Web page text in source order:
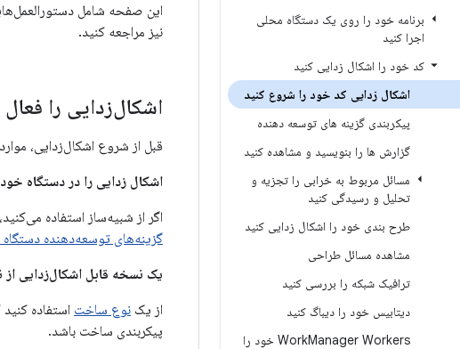
برنامه خود را روی یک دستگاه محلی
اجرا کنید
کد خود را اشکال زدایی کنید
اشکال زدایی کد خود را شروع کنید
پیکربندی گزینه های توسعه دهنده
گزارش ها را بنویسید و مشاهده کنید
مسائل مربوط به خرابی را تجزیه و
تحلیل و رسیدگی کنید
طرح بندی خود را اشکال زدایی کنید
مشاهده مسائل طراحی
ترافیک شبکه را بررسی کنید
دیتابیس خود را دیباگ کنید
Work Manager Workers خود را
این صفحه شامل
نیز مراجعه کنید.
اشکال‌زدایی را فعال
قبل از شروع اشکال‌زدایی،
اشکال زدایی را در دستگاه
اگر از شبیه‌ساز استفاده
گزینه‌های توسعه‌دهنده دستگاه
یک نسخه قابل اشکال‌زدایی
از یک نوع ساخت استفاده
پیکربندی ساخت باشد.